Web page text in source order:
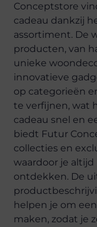
Conceptstore
cadeau dankzij
assortiment. De
producten, van
unieke
innovatieve
op categorieën
te verfijnen, wat
cadeau snel en
biedt Futur
collecties en
waardoor je
ontdekken. De
helpen je om
maken, zodat je